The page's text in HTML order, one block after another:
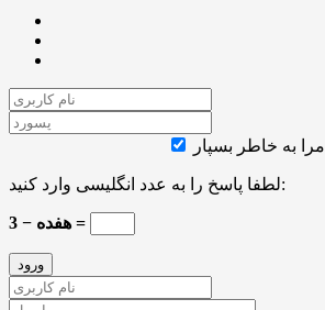
مرا به خاطر بسپار
لطفا پاسخ را به عدد انگلیسی وارد کنید:
هفده − 3 =